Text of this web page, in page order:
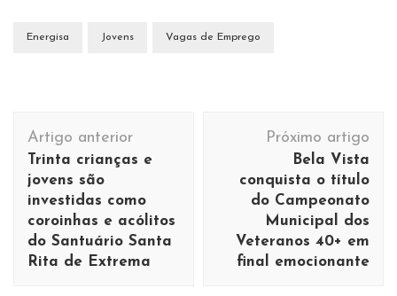
Energisa Jovens Vagas de Emprego
Navegação
de
post
Artigo anterior
Trinta crianças e
jovens são
investidas como
coroinhas e acólitos
do Santuário Santa
Rita de Extrema
Próximo artigo
Bela Vista
conquista o título
do Campeonato
Municipal dos
Veteranos 40+ em
final emocionante